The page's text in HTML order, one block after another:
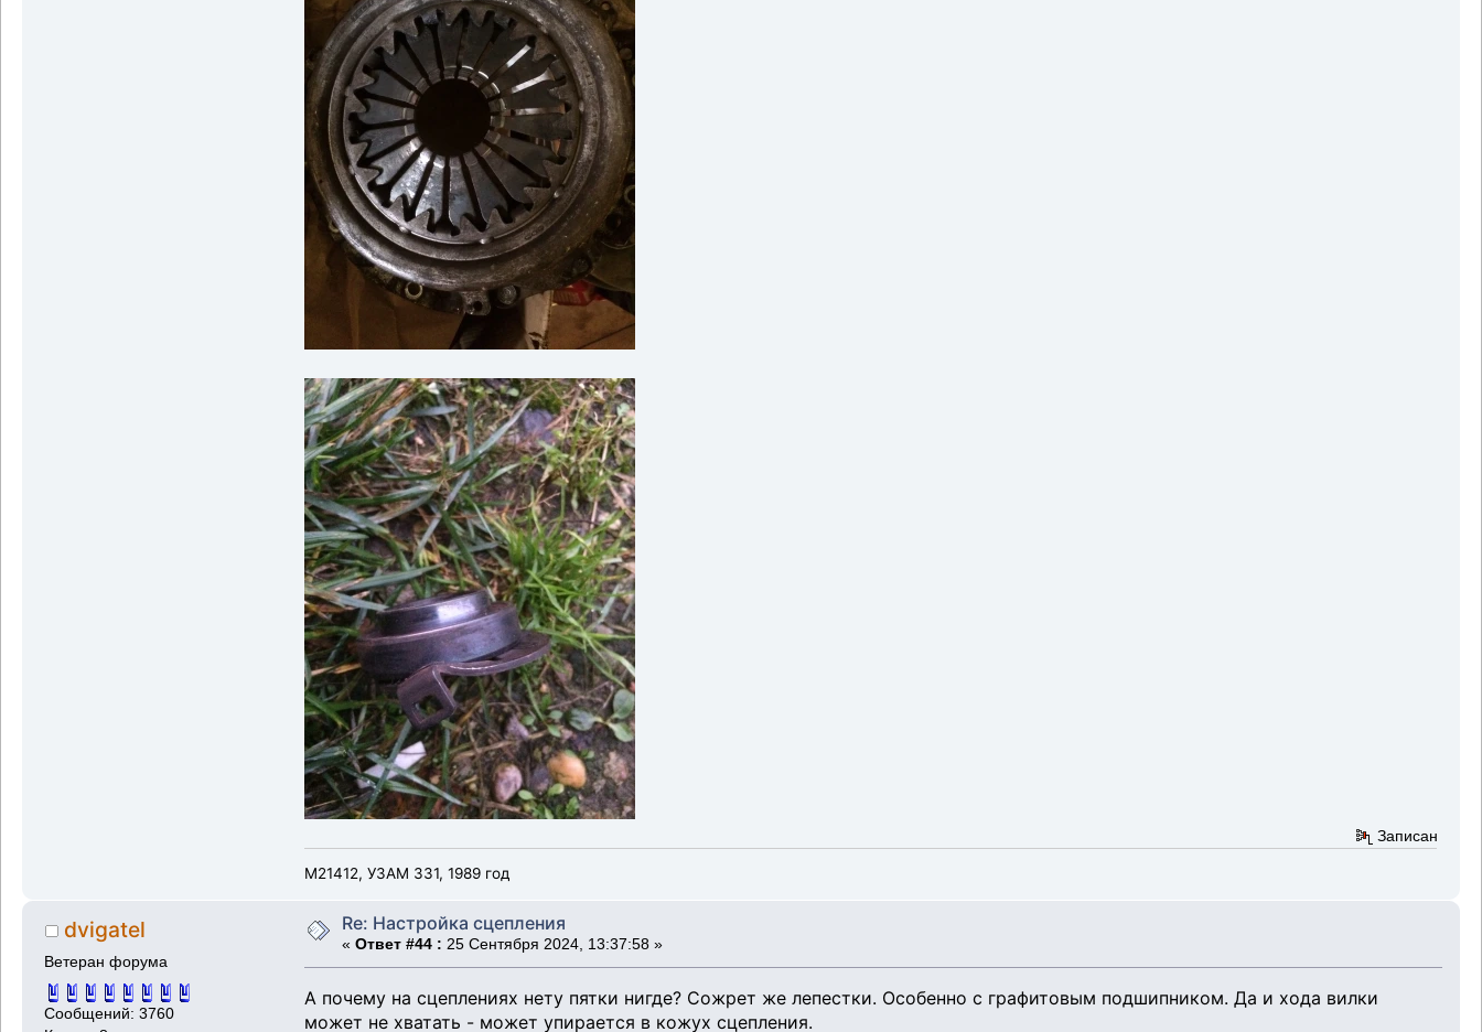
Записан
М21412, УЗАМ 331, 1989 год
dvigatel
Ветеран форума
Сообщений: 3760
Re: Настройка сцепления
« Ответ #44 : 25 Сентября 2024, 13:37:58 »
А почему на сцеплениях нету пятки нигде? Сожрет же лепестки. Особенно с графитовым подшипником. Да и хода вилки
может не хватать - может упирается в кожух сцепления.